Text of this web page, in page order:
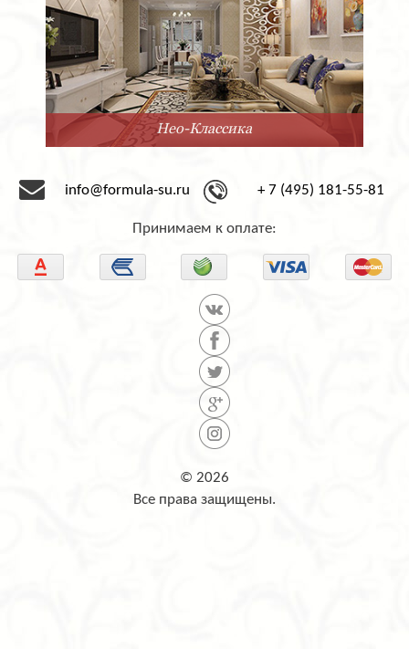
Нео-Классика
info@formula-su.ru + 7 (495) 181-55-81
Принимаем к оплате:
© 2026
Все права защищены.